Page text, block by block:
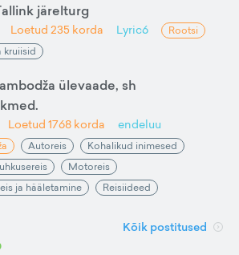
järelturg
Loetud 235 korda Lyric6
Rootsi
kruiisid
ülevaade, sh
Loetud 1768 korda endeluu
Autoreis
Kohalikud inimesed
Motoreis
ja hääletamine
Reisiideed
Kõik postitused